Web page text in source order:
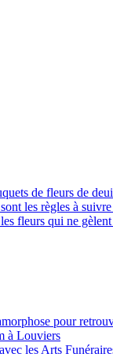
de fleurs de
les règles à
fleurs qui ne gèlent
pour
à Louviers
les Arts